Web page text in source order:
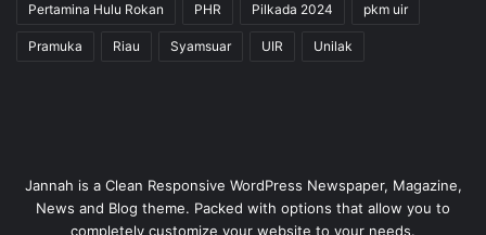
Pertamina Hulu Rokan PHR Pilkada 2024 pkm uir
Pramuka Riau Syamsuar UIR Unilak
Jannah is a Clean Responsive WordPress Newspaper, Magazine,
News and Blog theme. Packed with options that allow you to
completely customize your website to your needs.